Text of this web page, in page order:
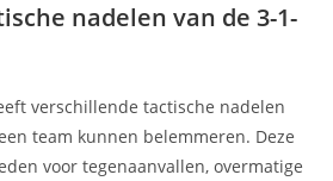
nadelen van de 3-1-
verschillende tactische nadelen
team kunnen belemmeren. Deze
voor tegenaanvallen, overmatige